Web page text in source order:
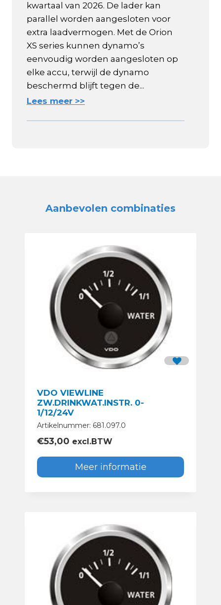
kwartaal van 2026. De lader kan
parallel worden aangesloten voor
extra laadvermogen. Met de Orion
XS series kunnen dynamo’s
eenvoudig worden aangesloten op
elke accu, terwijl de dynamo
beschermd blijft tegen de...
Lees meer >>
Aanbevolen combinaties
VDO VIEWLINE
ZW.DRINKWAT.INSTR. 0-
1/12/24V
Artikelnummer: 681.097.0
€53,00 excl.BTW
Meer informatie